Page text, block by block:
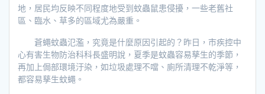
地，居民均反映不同程度地受到蚊蟲鼠患侵擾，一些老舊社
區、臨水、草多的區域尤為嚴重。
蒼蠅蚊蟲氾濫，究竟是什麼原因引起的？昨日，市疾控中
心有害生物防治科科長盛明說，夏季是蚊蟲容易孳生的季節，
再加上侷部環境汙染，如垃圾處理不噹、廁所清理不乾淨等，
都容易孳生蚊蠅。